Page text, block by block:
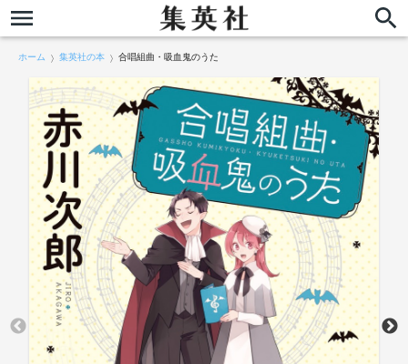
ホーム 集英社の本 合唱組曲・吸血鬼のうた